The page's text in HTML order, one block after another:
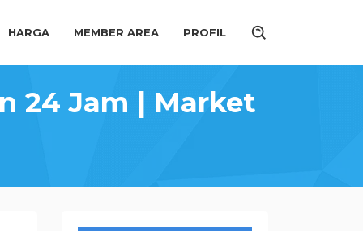
HARGA MEMBER AREA PROFIL
24 Jam | Market